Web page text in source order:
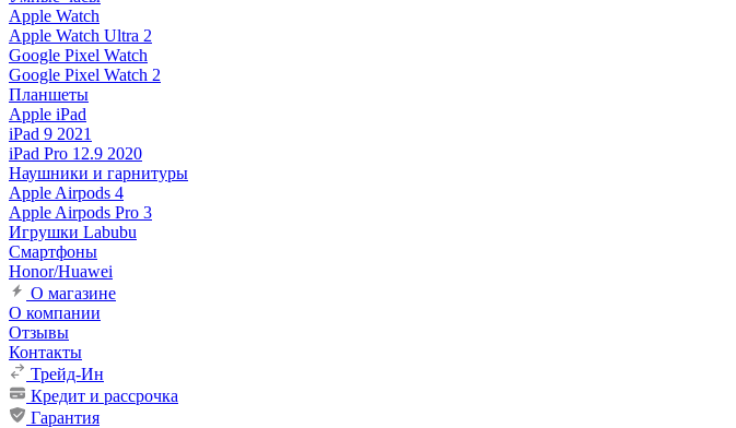
Apple Watch
Apple Watch Ultra 2
Google Pixel Watch
Google Pixel Watch 2
Планшеты
Apple iPad
iPad 9 2021
iPad Pro 12.9 2020
Наушники и гарнитуры
Apple Airpods 4
Apple Airpods Pro 3
Игрушки Labubu
Смартфоны
Honor/Huawei
О магазине
О компании
Отзывы
Контакты
Трейд-Ин
Кредит и рассрочка
Гарантия